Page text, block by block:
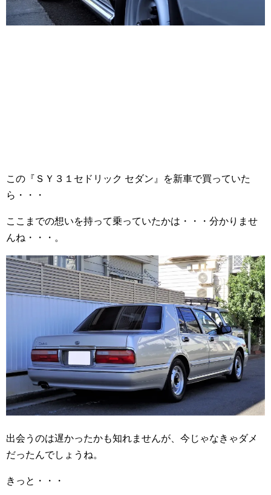
この『ＳＹ３１セドリック セダン』を新車で買っていた
ら・・・
ここまでの想いを持って乗っていたかは・・・分かりませ
んね・・・。
出会うのは遅かったかも知れませんが、今じゃなきゃダメ
だったんでしょうね。
きっと・・・